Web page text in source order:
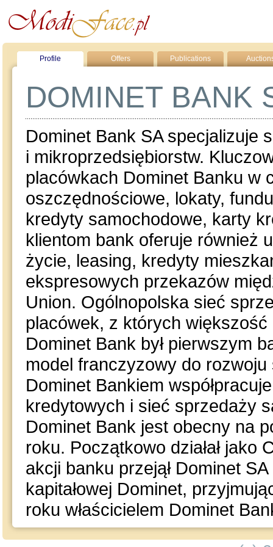
Profile Offers Publications
DOMINET BANK
Dominet Bank SA specjalizuje
i mikroprzedsiębiorstw.
placówkach Dominet Banku w
oszczędnościowe, lokaty,
kredyty samochodowe, karty
klientom bank oferuje również
życie, leasing, kredyty
ekspresowych przekazów
Union. Ogólnopolska sieć
placówek, z których
Dominet Bank był pierwszym
model franczyzowy do
Dominet Bankiem
kredytowych i sieć sprzedaży
Dominet Bank jest obecny na
roku. Początkowo działał
akcji banku przejął Dominet
kapitałowej Dominet,
roku właścicielem Dominet